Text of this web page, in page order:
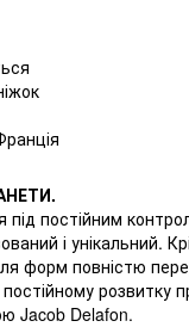
постійним
і унікальний.
форм повністю
розвитку
Jacob Delafon.